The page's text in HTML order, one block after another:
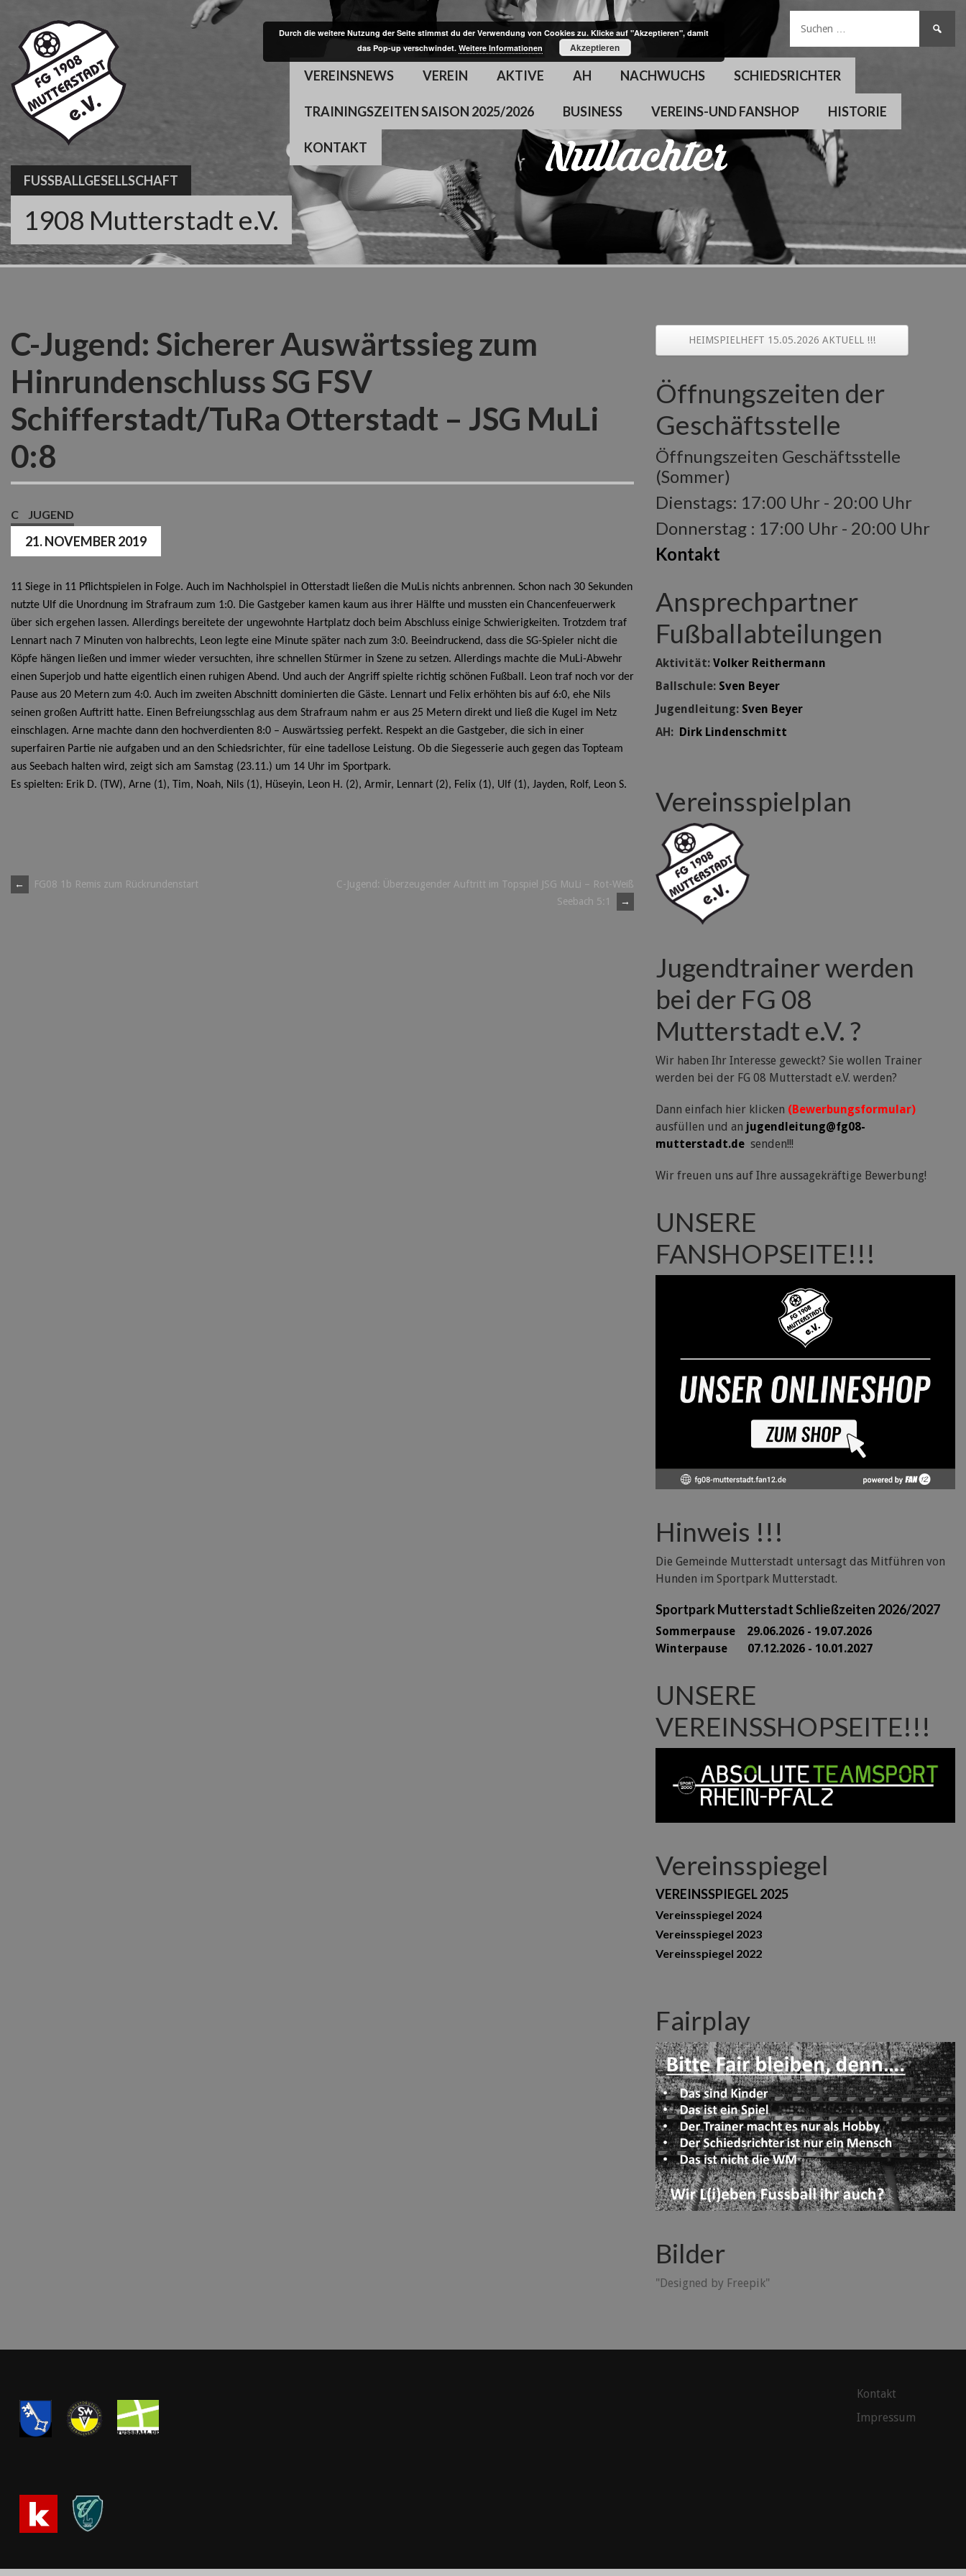
content
VEREINSNEWS VEREIN AKTIVE AH NACHWUCHS SCHIEDSRICHTER
TRAININGSZEITEN SAISON 2025/2026 BUSINESS VEREINS-UND FANSHOP HISTORIE
KONTAKT
nach:
FUSSBALLGESELLSCHAFT
1908 Mutterstadt e.V.
C-Jugend: Sicherer Auswärtssieg zum
Hinrundenschluss SG FSV
Schifferstadt/TuRa Otterstadt – JSG MuLi
0:8
C JUGEND
21. NOVEMBER 2019
11 Siege in 11 Pflichtspielen in Folge. Auch im Nachholspiel in Otterstadt ließen die MuLis nichts anbrennen. Schon nach 30 Sekunden
nutzte Ulf die Unordnung im Strafraum zum 1:0. Die Gastgeber kamen kaum aus ihrer Hälfte und mussten ein Chancenfeuerwerk
über sich ergehen lassen. Allerdings bereitete der ungewohnte Hartplatz doch beim Abschluss einige Schwierigkeiten. Trotzdem traf
Lennart nach 7 Minuten von halbrechts, Leon legte eine Minute später nach zum 3:0. Beeindruckend, dass die SG-Spieler nicht die
Köpfe hängen ließen und immer wieder versuchten, ihre schnellen Stürmer in Szene zu setzen. Allerdings machte die MuLi-Abwehr
einen Superjob und hatte eigentlich einen ruhigen Abend. Und auch der Angriff spielte richtig schönen Fußball. Leon traf noch vor der
Pause aus 20 Metern zum 4:0. Auch im zweiten Abschnitt dominierten die Gäste. Lennart und Felix erhöhten bis auf 6:0, ehe Nils
seinen großen Auftritt hatte. Einen Befreiungsschlag aus dem Strafraum nahm er aus 25 Metern direkt und ließ die Kugel im Netz
einschlagen. Arne machte dann den hochverdienten 8:0 – Auswärtssieg perfekt. Respekt an die Gastgeber, die sich in einer
superfairen Partie nie aufgaben und an den Schiedsrichter, für eine tadellose Leistung. Ob die Siegesserie auch gegen das Topteam
aus Seebach halten wird, zeigt sich am Samstag (23.11.) um 14 Uhr im Sportpark.
Es spielten: Erik D. (TW), Arne (1), Tim, Noah, Nils (1), Hüseyin, Leon H. (2), Armir, Lennart (2), Felix (1), Ulf (1), Jayden, Rolf, Leon S.
Post
← FG08 1b Remis zum Rückrundenstart
C-Jugend: Überzeugender Auftritt im Topspiel JSG MuLi – Rot-Weiß
Seebach 5:1
→
HEIMSPIELHEFT 15.05.2026 AKTUELL !!!
Öffnungszeiten der
Geschäftsstelle
Öffnungszeiten Geschäftsstelle
(Sommer)
Dienstags: 17:00 Uhr - 20:00 Uhr
Donnerstag : 17:00 Uhr - 20:00 Uhr
Kontakt
Ansprechpartner
Fußballabteilungen
Aktivität:Volker Reithermann
Ballschule: Sven Beyer
Jugendleitung: Sven Beyer
AH: Dirk Lindenschmitt
Vereinsspielplan
Jugendtrainer werden
bei der FG 08
Mutterstadt e.V. ?
Wir haben Ihr Interesse geweckt? Sie wollen Trainer
werden bei der FG 08 Mutterstadt e.V. werden?
Dann einfach hier klicken (Bewerbungsformular)
ausfüllen und an jugendleitung@fg08-
mutterstadt.de senden!!!
Wir freuen uns auf Ihre aussagekräftige Bewerbung!
UNSERE
FANSHOPSEITE!!!
Hinweis !!!
Die Gemeinde Mutterstadt untersagt das Mitführen von
Hunden im Sportpark Mutterstadt.
Sportpark Mutterstadt Schließzeiten 2026/2027
Sommerpause 29.06.2026 - 19.07.2026
Winterpause 07.12.2026 - 10.01.2027
UNSERE
VEREINSSHOPSEITE!!!
Vereinsspiegel
VEREINSSPIEGEL 2025
Vereinsspiegel 2024
Vereinsspiegel 2023
Vereinsspiegel 2022
Fairplay
Bilder
"Designed by Freepik"
Kontakt
Impressum
Durch die weitere Nutzung der Seite stimmst du der Verwendung von Cookies zu. Klicke auf "Akzeptieren", damit
das Pop-up verschwindet. Weitere Informationen Akzeptieren